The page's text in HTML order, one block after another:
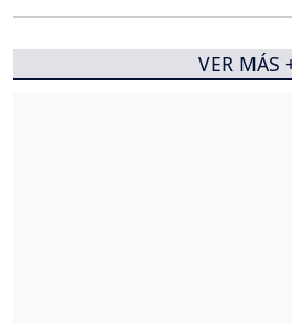
VER MÁS